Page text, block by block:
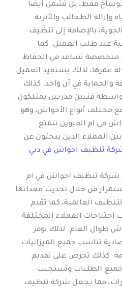
فقط، بل تشمل أيضًا
الطحالب والأتربة
بالإضافة إلى تنظيف
عند طلب العميل. كما
متخصصة تساعد في الحفاظ
عمرها، لذلك يستفيد العميل
والحماية في آن واحد. كذلك
فنيين مدربين يمتلكون
مختلف أنواع الأحواش، وهو
في ام القيوين تتمتع
العملاء الذين يبحثون عن
تنظيف احواش في دبي
شركة تنظيف احواش في ام
من خلال تحديث معداتها
العالمية، كما تقدم
احتياجات العملاء المختلفة
طوال العام. لذلك توفر
تناسب جميع الميزانيات
كذلك تحرص على تقديم
جميع الطلبات وتستجيب
مما يجعل شركة تنظيف